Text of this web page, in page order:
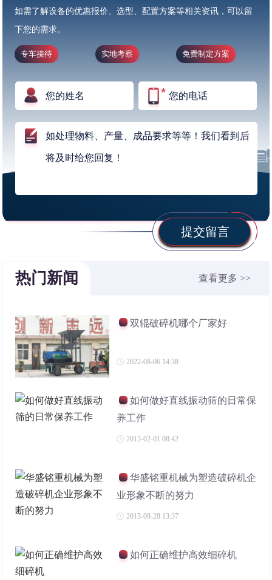
如需了解设备的优惠报价、选型、配置方案等相关资讯，可以留
下您的需求。
专车接待 实地考察 免费制定方案
提交留言
热门新闻 查看更多 >>
双辊破碎机哪个厂家好
2022-08-06 14:38
如何做好直线振动筛的日常保
养工作
2015-02-01 08:42
华盛铭重机械为塑造破碎机企
业形象不断的努力
2015-08-28 13:37
如何正确维护高效细碎机